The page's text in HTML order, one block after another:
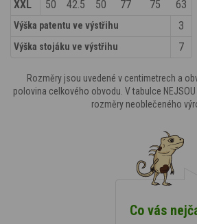
XXL 50 42.5 50 77 75 63
Výška patentu ve výstřihu 3
Výška stojáku ve výstřihu 7
Rozměry jsou uvedené v centimetrech a
polovina celkového obvodu. V tabulce
rozměry neoblečeného
Co vás